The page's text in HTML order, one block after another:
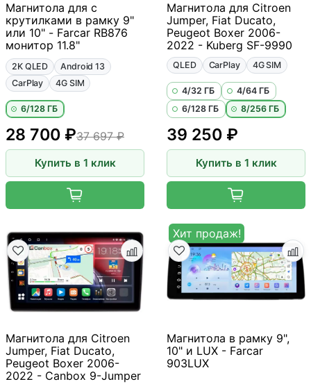
Магнитола для с
крутилками в рамку 9"
или 10" - Farcar RB876
монитор 11.8"
2K QLED
Android 13
CarPlay
4G SIM
6/128 ГБ
37 697 ₽
28 700 ₽
Купить в 1 клик
Магнитола для Citroen
Jumper, Fiat Ducato,
Peugeot Boxer 2006-
2022 - Kuberg SF-9990
QLED CarPlay 4G SIM
4/32 ГБ
4/64 ГБ
6/128 ГБ
8/256 ГБ
39 250 ₽
Купить в 1 клик
Магнитола для Citroen
Jumper, Fiat Ducato,
Peugeot Boxer 2006-
2022 - Canbox 9-Jumper
Хит продаж!
Магнитола в рамку 9",
10" и LUX - Farcar
903LUX